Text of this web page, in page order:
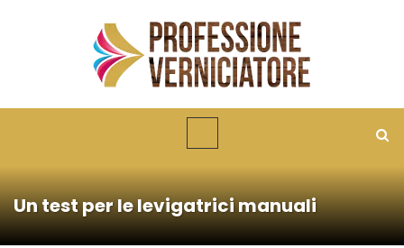
Un test per le levigatrici manuali